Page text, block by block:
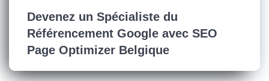
Devenez un Spécialiste du
Référencement Google avec SEO
Page Optimizer Belgique